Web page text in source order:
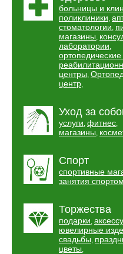
больницы и
поликлиники,
стоматологии,
магазины,
лаборатории,
центры,
центр,
Уход за
услуги, фитнес,
магазины,
Спорт
спортивные
занятия спортом
Торжества
подарки,
ювелирные
свадьбы,
цветы,